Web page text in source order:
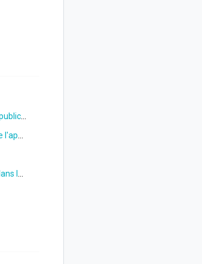
L'application Roster Athletics grand public : comment l'utiliser ?